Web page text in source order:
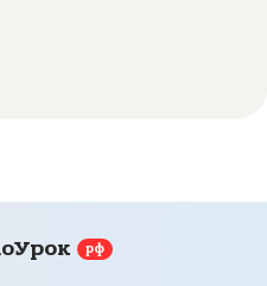
рф